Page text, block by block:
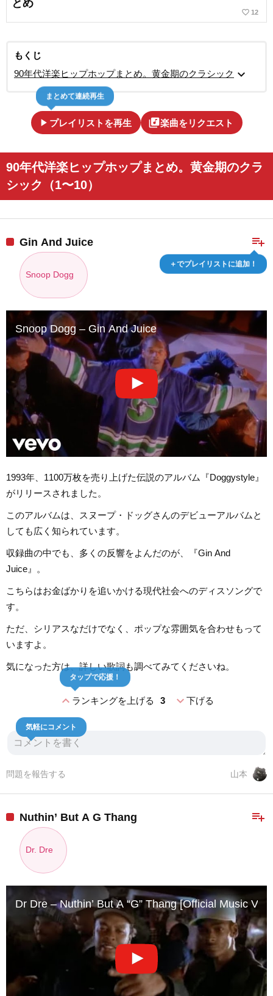
とめ
favorite_border 12
もくじ
90年代洋楽ヒップホップまとめ。黄金期のクラシック expand_more
play_arrow プレイリストを再生
まとめて連続再生
library_music楽曲をリクエスト
90年代洋楽ヒップホップまとめ。黄金期のクラ
シック（1〜10）
playlist_add
＋でプレイリストに追加！
Gin And Juice
Snoop Dogg
Snoop Dogg – Gin And Juice
1993年、1100万枚を売り上げた伝説のアルバム『Doggystyle』
がリリースされました。
このアルバムは、スヌープ・ドッグさんのデビューアルバムと
しても広く知られています。
収録曲の中でも、多くの反響をよんだのが、『Gin And
Juice』。
こちらはお金ばかりを追いかける現代社会へのディスソングで
す。
ただ、シリアスなだけでなく、ポップな雰囲気を合わせもって
いますよ。
気になった方は、詳しい歌詞も調べてみてくださいね。
expand_lessランキングを上げる 3
タップで応援！
expand_more下げる
気軽にコメント
山本
問題を報告する
playlist_add
Nuthin’ But A G Thang
Dr. Dre
Dr Dre – Nuthin’ But A “G” Thang [Official Music